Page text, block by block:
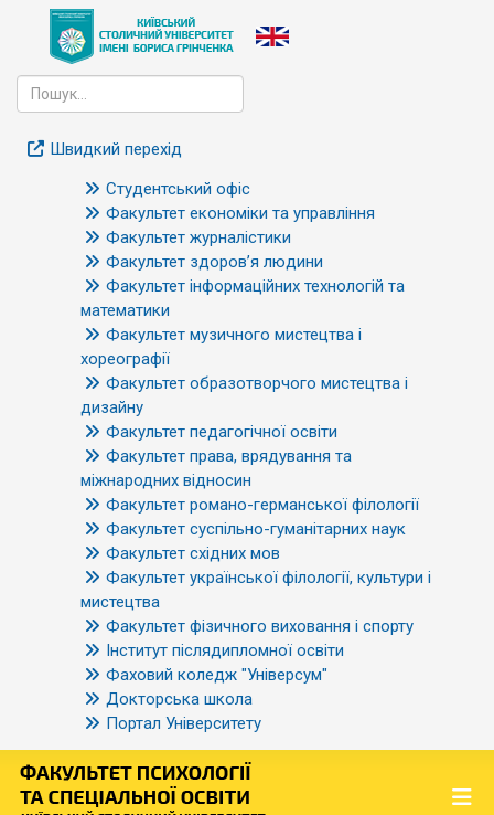
Швидкий перехід
Студентський офіс
Факультет економіки та управління
Факультет журналістики
Факультет здоров’я людини
Факультет інформаційних технологій та
математики
Факультет музичного мистецтва і
хореографії
Факультет образотворчого мистецтва і
дизайну
Факультет педагогічної освіти
Факультет права, врядування та
міжнародних відносин
Факультет романо-германської філології
Факультет суспільно-гуманітарних наук
Факультет східних мов
Факультет української філології, культури і
мистецтва
Факультет фізичного виховання і спорту
Інститут післядипломної освіти
Фаховий коледж "Універсум"
Докторська школа
Портал Університету